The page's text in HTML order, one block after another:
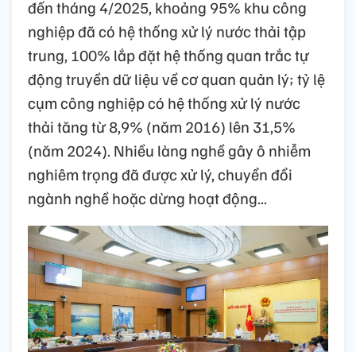
đến tháng 4/2025, khoảng 95% khu công
nghiệp đã có hệ thống xử lý nước thải tập
trung, 100% lắp đặt hệ thống quan trắc tự
động truyền dữ liệu về cơ quan quản lý; tỷ lệ
cụm công nghiệp có hệ thống xử lý nước
thải tăng từ 8,9% (năm 2016) lên 31,5%
(năm 2024). Nhiều làng nghề gây ô nhiễm
nghiêm trọng đã được xử lý, chuyển đổi
ngành nghề hoặc dừng hoạt động...